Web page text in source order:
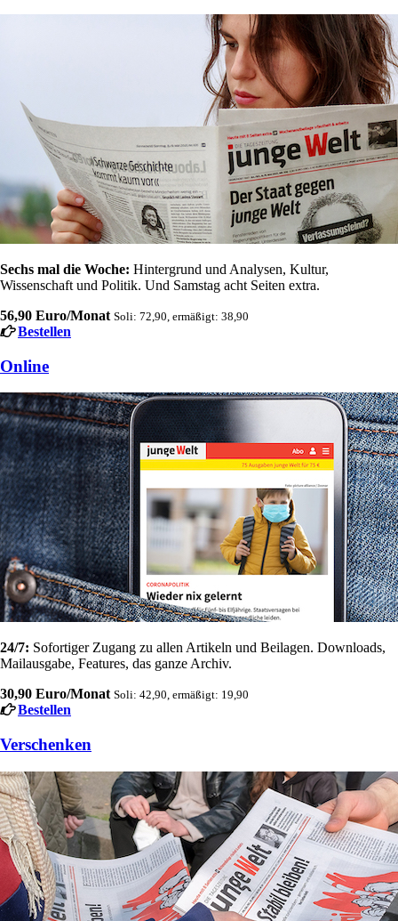
Sechs mal die Woche: Hintergrund und Analysen, Kultur,
Wissenschaft und Politik. Und Samstag acht Seiten extra.
56,90 Euro/Monat Soli: 72,90, ermäßigt: 38,90
Bestellen
Online
24/7: Sofortiger Zugang zu allen Artikeln und Beilagen. Downloads,
Mailausgabe, Features, das ganze Archiv.
30,90 Euro/Monat Soli: 42,90, ermäßigt: 19,90
Bestellen
Verschenken